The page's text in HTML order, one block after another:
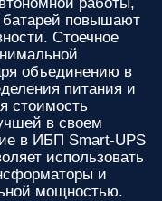
батарей повышают
Стоечное
объединению в
питания и
стоимость
в своем
в ИБП Smart-UPS
использовать
и
мощностью.